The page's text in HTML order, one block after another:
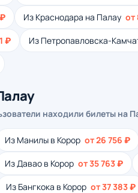
Из Краснодара на Палау от
₽ Из Петропавловска-
находили билеты на
Из Манилы в Корор от 26 756 ₽
Из Давао в Корор от 35 763 ₽
Из Бангкока в Корор от 37 383 ₽